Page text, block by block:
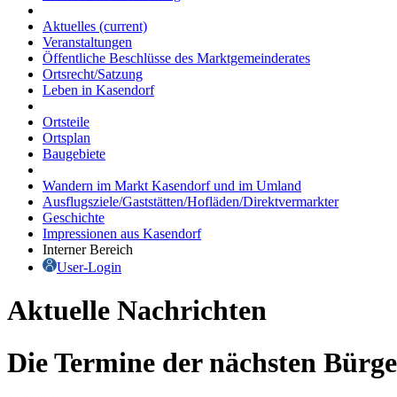
Aktuelles (current)
Veranstaltungen
Öffentliche Beschlüsse des Marktgemeinderates
Ortsrecht/Satzung
Leben in Kasendorf
Ortsteile
Ortsplan
Baugebiete
Wandern im Markt Kasendorf und im Umland
Ausflugsziele/Gaststätten/Hofläden/Direktvermarkter
Geschichte
Impressionen aus Kasendorf
Interner Bereich
User-Login
Aktuelle Nachrichten
Die Termine der nächsten